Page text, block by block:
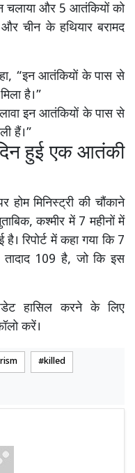
चलाया और 5 आतंकियों को
और चीन के हथियार बरामद
“इन आतंकियों के पास से
है।”
इन आतंकियों के पास से
हैं।”
हुई एक आतंकी
मिनिस्ट्री की चौंकाने
कश्मीर में 7 महीनों में
रिपोर्ट में कहा गया कि 7
तादाद 109 है, जो कि इस
हासिल करने के लिए
करें।
killed